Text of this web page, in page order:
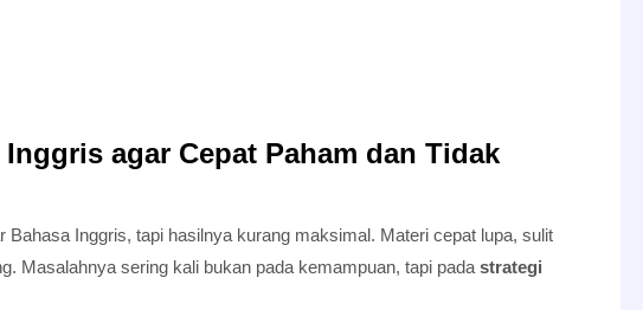
agar Cepat Paham dan Tidak
Bahasa Inggris, tapi hasilnya kurang maksimal. Materi cepat lupa, sulit
Masalahnya sering kali bukan pada kemampuan, tapi pada strategi